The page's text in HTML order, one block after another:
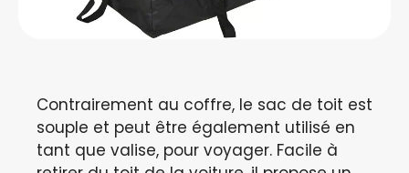
Contrairement au coffre, le sac de toit est
souple et peut être également utilisé en
tant que valise, pour voyager. Facile à